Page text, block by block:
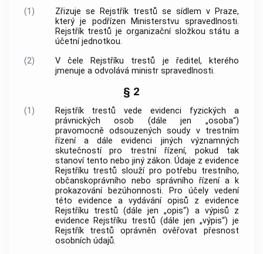
(1)
Zřizuje se Rejstřík trestů se sídlem v Praze,
který je podřízen Ministerstvu spravedlnosti.
Rejstřík trestů je organizační složkou státu a
účetní jednotkou.
(2)
V čele Rejstříku trestů je ředitel, kterého
jmenuje a odvolává ministr spravedlnosti.
§ 2
(1)
Rejstřík trestů vede evidenci fyzických a
právnických osob (dále jen „osoba“)
pravomocně odsouzených soudy v trestním
řízenía dále evidenci jiných významných
skutečností pro trestní řízení, pokud tak
stanoví tento nebo jiný zákon. Údaje z evidence
Rejstříku trestů slouží pro potřebu trestního,
občanskoprávního nebo správního řízení a k
prokazování bezúhonnosti. Pro účely vedení
této evidence a vydávání opisů z evidence
Rejstříku trestů (dále jen „opis“) a výpisů z
evidence Rejstříku trestů (dále jen „výpis“) je
Rejstřík trestů oprávněn ověřovat přesnost
osobních údajů.